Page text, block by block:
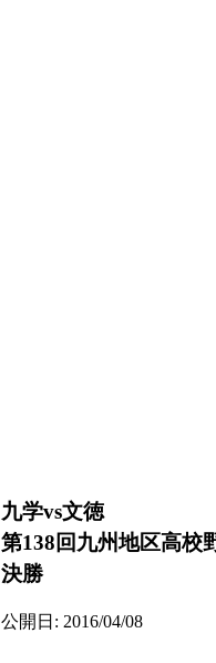
九学vs文徳
第138回九州地区高校
決勝
公開日: 2016/04/08